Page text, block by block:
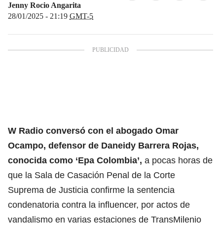
Jenny Rocio Angarita
28/01/2025 - 21:19 GMT-5
W Radio conversó con el abogado Omar
Ocampo, defensor de Daneidy Barrera Rojas,
conocida como ‘Epa Colombia’, a pocas horas de
que la Sala de Casación Penal de la Corte
Suprema de Justicia confirme la sentencia
condenatoria contra la influencer, por actos de
vandalismo en varias estaciones de TransMilenio